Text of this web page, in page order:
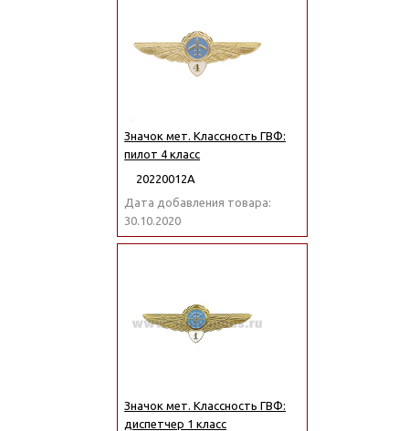
Значок мет. Классность ГВФ:
пилот 4 класс
20220012А
Дата добавления товара:
30.10.2020
Значок мет. Классность ГВФ:
диспетчер 1 класс